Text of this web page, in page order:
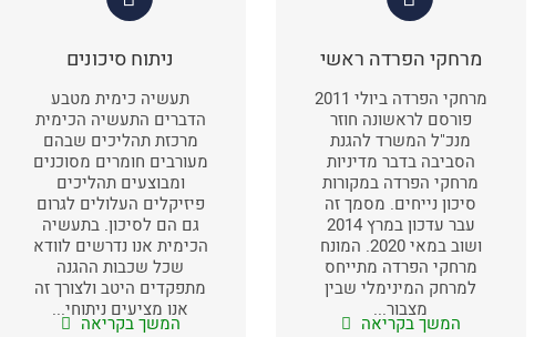
מרחקי הפרדה ראשי
מרחקי הפרדה ביולי 2011
פורסם לראשונה חוזר
מנכ"ל המשרד להגנת
הסביבה בדבר מדיניות
מרחקי הפרדה במקורות
סיכון נייחים. מסמך זה
עבר עדכון במרץ 2014
ושוב במאי 2020. המונח
מרחקי הפרדה מתייחס
למרחק המינימלי שבין
מצבור...
המשך בקריאה
ניתוח סיכונים
תעשיה כימית מטבע
הדברים התעשיה הכימית
מרכזת תהליכים שבהם
מעורבים חומרים מסוכנים
ומבוצעים תהליכים
פיזיקלים העלולים לגרום
גם הם לסיכון. בתעשיה
הכימית אנו נדרשים לוודא
שכל שכבות ההגנה
מתפקדים היטב ולצורך זה
אנו מציעים ניתוחי...
המשך בקריאה